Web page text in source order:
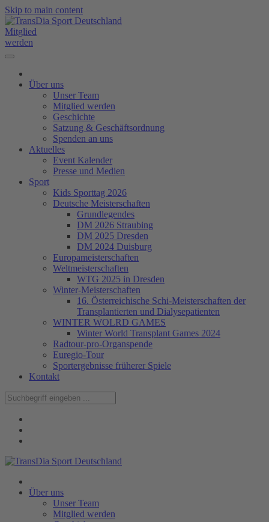
Skip to main content
Mitglied
werden
Über uns
Unser Team
Mitglied werden
Geschichte
Satzung & Geschäftsordnung
Spenden an uns
Aktuelles
Event Kalender
Presse und Medien
Sport
Kids Sporttag 2026
Deutsche Meisterschaften
Grundlegendes
DM 2026 Straubing
DM 2025 Dresden
DM 2024 Duisburg
Europameisterschaften
Weltmeisterschaften
WTG 2025 in Dresden
Winter-Meisterschaften
16. Österreichische Schi-Meisterschaften der
Transplantierten und Dialysepatienten
WINTER WOLRD GAMES
Winter World Transplant Games 2024
Radtour-pro-Organspende
Euregio-Tour
Sportergebnisse früherer Spiele
Kontakt
Über uns
Unser Team
Mitglied werden